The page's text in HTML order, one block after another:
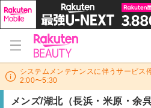
システムメンテナンスに伴うサービス
2:00〜5:30
メンズ/湖北（長浜・米原・余